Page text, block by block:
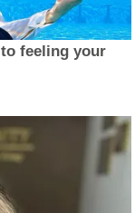
feeling your